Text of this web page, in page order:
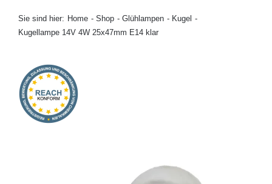
Kontakt
Sie sind hier: Home Shop Glühlampen
Kugel
Kugellampe 14V 4W 25x47mm E14 klar